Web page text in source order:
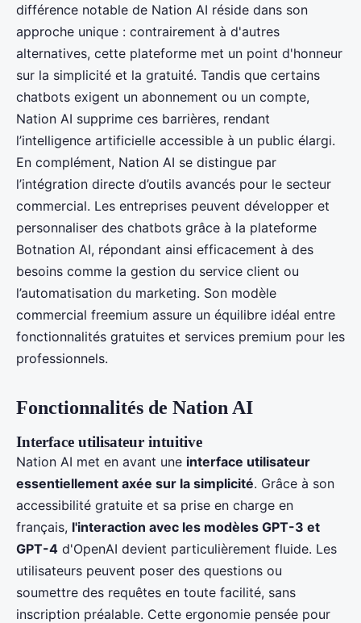
différence notable de Nation AI réside dans son
approche unique : contrairement à d'autres
alternatives, cette plateforme met un point d'honneur
sur la simplicité et la gratuité. Tandis que certains
chatbots exigent un abonnement ou un compte,
Nation AI supprime ces barrières, rendant
l’intelligence artificielle accessible à un public élargi.
En complément, Nation AI se distingue par
l’intégration directe d’outils avancés pour le secteur
commercial. Les entreprises peuvent développer et
personnaliser des chatbots grâce à la plateforme
Botnation AI, répondant ainsi efficacement à des
besoins comme la gestion du service client ou
l’automatisation du marketing. Son modèle
commercial freemium assure un équilibre idéal entre
fonctionnalités gratuites et services premium pour les
professionnels.
Fonctionnalités de Nation AI
Interface utilisateur intuitive
Nation AI met en avant une interface utilisateur
essentiellement axée sur la simplicité. Grâce à son
accessibilité gratuite et sa prise en charge en
français, l'interaction avec les modèles GPT-3 et
GPT-4 d'OpenAI devient particulièrement fluide. Les
utilisateurs peuvent poser des questions ou
soumettre des requêtes en toute facilité, sans
inscription préalable. Cette ergonomie pensée pour